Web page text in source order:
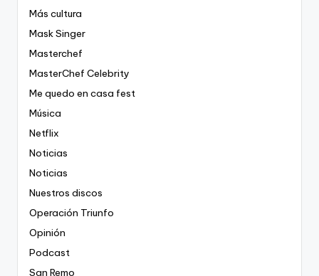
Más cultura
Mask Singer
Masterchef
MasterChef Celebrity
Me quedo en casa fest
Música
Netflix
Noticias
Noticias
Nuestros discos
Operación Triunfo
Opinión
Podcast
San Remo